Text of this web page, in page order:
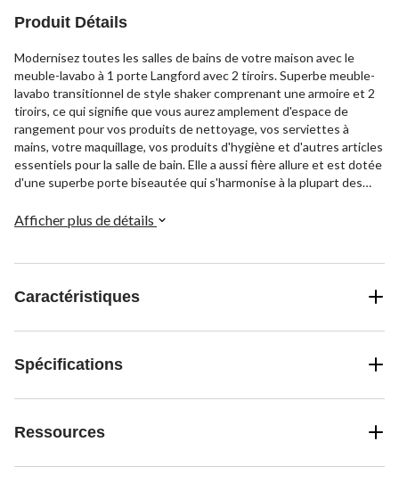
Produit Détails
Modernisez toutes les salles de bains de votre maison avec le
meuble-lavabo à 1 porte Langford avec 2 tiroirs. Superbe meuble-
lavabo transitionnel de style shaker comprenant une armoire et 2
tiroirs, ce qui signifie que vous aurez amplement d'espace de
rangement pour vos produits de nettoyage, vos serviettes à
mains, votre maquillage, vos produits d'hygiène et d'autres articles
essentiels pour la salle de bain. Elle a aussi fière allure et est dotée
d'une superbe porte biseautée qui s'harmonise à la plupart des
les espaces. 2 ensembles de quincaillerie de haute qualité, chrome
robinets à un trou conventionnels, vous n'avez donc pas à percer
les trous vous-même. Processus d'installation facile : le meuble-
Superbe article essentiel pour la maison blanc mesurant 91,4 cm
(36 po) de large, vous offrant amplement d'espace et de
profondeur d'évier pour vous laver les mains. Meuble-lavabo
Afficher plus de détails
Caractéristiques
Spécifications
Ressources